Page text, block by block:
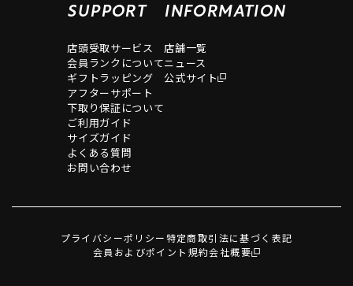
SUPPORT
店頭受取サービス
会員ランクについて
ギフトラッピング
アフターサポート
下取り保証について
ご利用ガイド
サイズガイド
よくある質問
お問い合わせ
INFORMATION
店舗一覧
ニュース
公式サイト
プライバシーポリシー特定商取引法に基づく表記
会員およびポイント規約会社概要